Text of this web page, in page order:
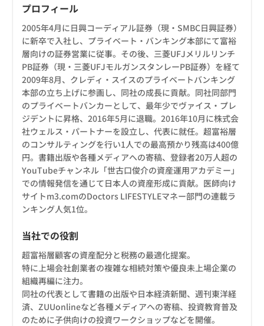
プロフィール
2005年4月に日興コーディアル証券（現・SMBC日興証券）
に新卒で入社し、プライベート・バンキング本部にて富裕
層向けの証券営業に従事。その後、三菱UFJメリルリンチ
PB証券（現・三菱UFJモルガンスタンレーPB証券）を経て
2009年8月、クレディ・スイスのプライベートバンキング
本部の立ち上げに参画し、同社の成長に貢献。同社同部門
のプライベートバンカーとして、最年少でヴァイス・プレ
ジデントに昇格、2016年5月に退職。2016年10月に株式会
社ウェルス・パートナーを設立し、代表に就任。超富裕層
のコンサルティングを行い1人での最高預かり残高は400億
円。書籍出版や各種メディアへの寄稿、登録者20万人超の
YouTubeチャンネル「世古口俊介の資産運用アカデミー」
での情報発信を通じて日本人の資産形成に貢献。医師向け
サイトm3.comのDoctors LIFESTYLEマネー部門の連載ラ
ンキング人気1位。
当社での役割
超富裕層顧客の資産配分と税務の最適化提案。
特に上場会社創業者の複雑な相続対策や優良未上場企業の
組織再編に注力。
同社の代表として書籍の出版や日本経済新聞、週刊東洋経
済、ZUUonlineなど各種メディアへの寄稿、投資教育普及
のために子供向けの投資ワークショップなどを開催。